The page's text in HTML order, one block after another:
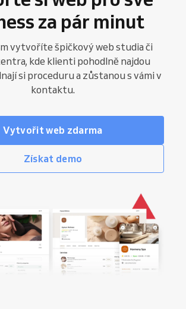
za pár minut
vytvoříte špičkový web studia či
kde klienti pohodlně najdou
si proceduru a zůstanou s vámi v
kontaktu.
Vytvořit web zdarma
Získat demo